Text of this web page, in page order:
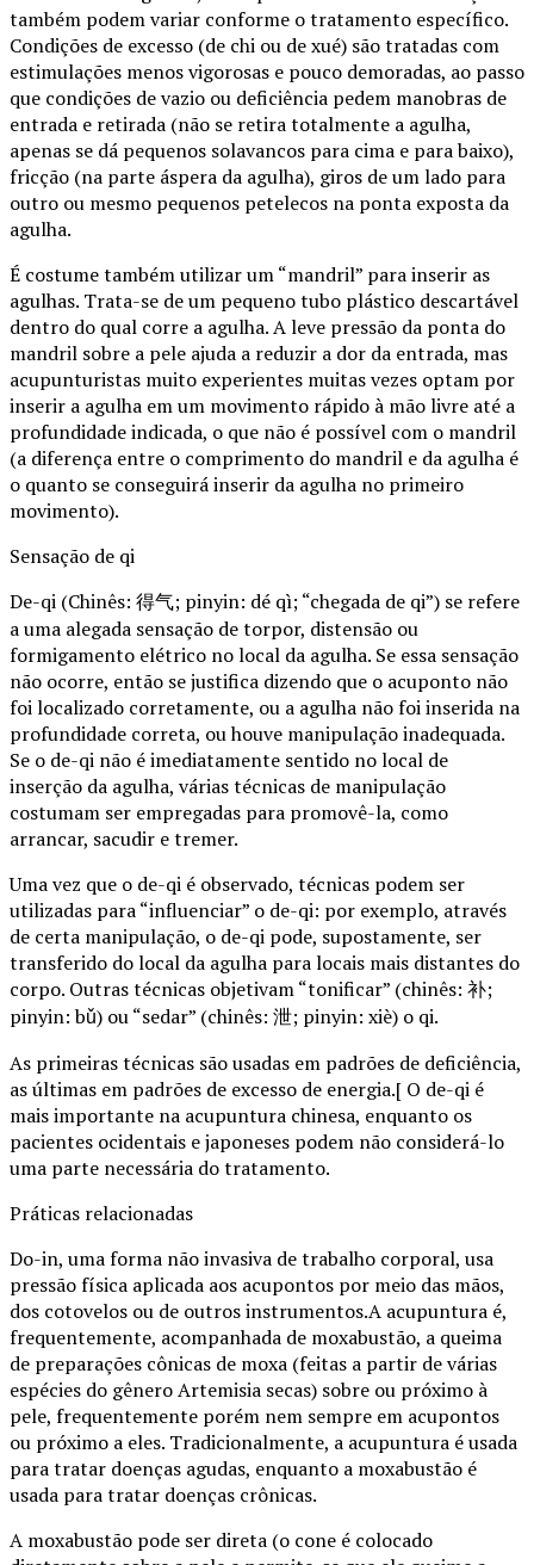
também podem variar conforme o tratamento específico.
Condições de excesso (de chi ou de xué) são tratadas com
estimulações menos vigorosas e pouco demoradas, ao passo
que condições de vazio ou deficiência pedem manobras de
entrada e retirada (não se retira totalmente a agulha,
apenas se dá pequenos solavancos para cima e para baixo),
fricção (na parte áspera da agulha), giros de um lado para
outro ou mesmo pequenos petelecos na ponta exposta da
agulha.
É costume também utilizar um “mandril” para inserir as
agulhas. Trata-se de um pequeno tubo plástico descartável
dentro do qual corre a agulha. A leve pressão da ponta do
mandril sobre a pele ajuda a reduzir a dor da entrada, mas
acupunturistas muito experientes muitas vezes optam por
inserir a agulha em um movimento rápido à mão livre até a
profundidade indicada, o que não é possível com o mandril
(a diferença entre o comprimento do mandril e da agulha é
o quanto se conseguirá inserir da agulha no primeiro
movimento).
Sensação de qi
De-qi (Chinês: 得气; pinyin: dé qì; “chegada de qi”) se refere
a uma alegada sensação de torpor, distensão ou
formigamento elétrico no local da agulha. Se essa sensação
não ocorre, então se justifica dizendo que o acuponto não
foi localizado corretamente, ou a agulha não foi inserida na
profundidade correta, ou houve manipulação inadequada.
Se o de-qi não é imediatamente sentido no local de
inserção da agulha, várias técnicas de manipulação
costumam ser empregadas para promovê-la, como
arrancar, sacudir e tremer.
Uma vez que o de-qi é observado, técnicas podem ser
utilizadas para “influenciar” o de-qi: por exemplo, através
de certa manipulação, o de-qi pode, supostamente, ser
transferido do local da agulha para locais mais distantes do
corpo. Outras técnicas objetivam “tonificar” (chinês: 补;
pinyin: bǔ) ou “sedar” (chinês: 泄; pinyin: xiè) o qi.
As primeiras técnicas são usadas em padrões de deficiência,
as últimas em padrões de excesso de energia.[ O de-qi é
mais importante na acupuntura chinesa, enquanto os
pacientes ocidentais e japoneses podem não considerá-lo
uma parte necessária do tratamento.
Práticas relacionadas
Do-in, uma forma não invasiva de trabalho corporal, usa
pressão física aplicada aos acupontos por meio das mãos,
dos cotovelos ou de outros instrumentos.A acupuntura é,
frequentemente, acompanhada de moxabustão, a queima
de preparações cônicas de moxa (feitas a partir de várias
espécies do gênero Artemisia secas) sobre ou próximo à
pele, frequentemente porém nem sempre em acupontos
ou próximo a eles. Tradicionalmente, a acupuntura é usada
para tratar doenças agudas, enquanto a moxabustão é
usada para tratar doenças crônicas.
A moxabustão pode ser direta (o cone é colocado